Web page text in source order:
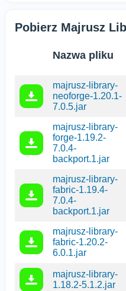
Pobierz Majrusz
Nazwa pliku
majrusz-library-
neoforge-1.20.1-
7.0.5.jar
majrusz-library-
forge-1.19.2-
7.0.4-
backport.1.jar
majrusz-library-
fabric-1.19.4-
7.0.4-
backport.1.jar
majrusz-library-
fabric-1.20.2-
6.0.1.jar
majrusz-library-
1.18.2-5.1.2.jar